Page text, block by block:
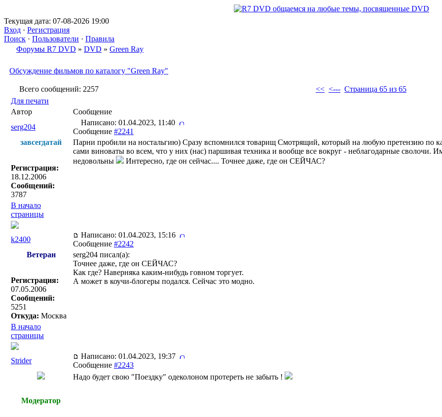
Текущая дата: 07-08-2026 19:00
Вход · Регистрация
Поиск · Пользователи · Правила
Форумы R7 DVD » DVD » Green Ray
Обсуждение фильмов по каталогу "Green Ray"
Всего сообщений: 2257 << <--- Страница 65 из 65
Для печати
Автор
Сообщение
serg204
Написано: 01.04.2023, 11:40
Сообщение #2241
завсегдатай
Регистрация:
18.12.2006
Сообщений:
3787
Парни пробили на ностальгию) Сразу вспомнился товарищ Смотрящий, который на любую претензию по
сами виноваты во всем, что у них (нас) паршивая техника и вообще все вокруг - неблагодарные сволочи.
недовольны
Интересно, где он сейчас.... Точнее даже, где он СЕЙЧАС?
В начало
страницы
k2400
Написано: 01.04.2023, 15:16
Сообщение #2242
Ветеран
Регистрация:
07.05.2006
Сообщений:
5251
Откуда: Москва
serg204 писал(a):
Точнее даже, где он СЕЙЧАС?
Как где? Наверняка каким-нибудь говном торгует.
А может в коучи-блогеры подался. Сейчас это модно.
В начало
страницы
Strider
Написано: 01.04.2023, 19:37
Сообщение #2243
Модератор
Надо будет свою "Поездку" одеколоном протереть не забыть !